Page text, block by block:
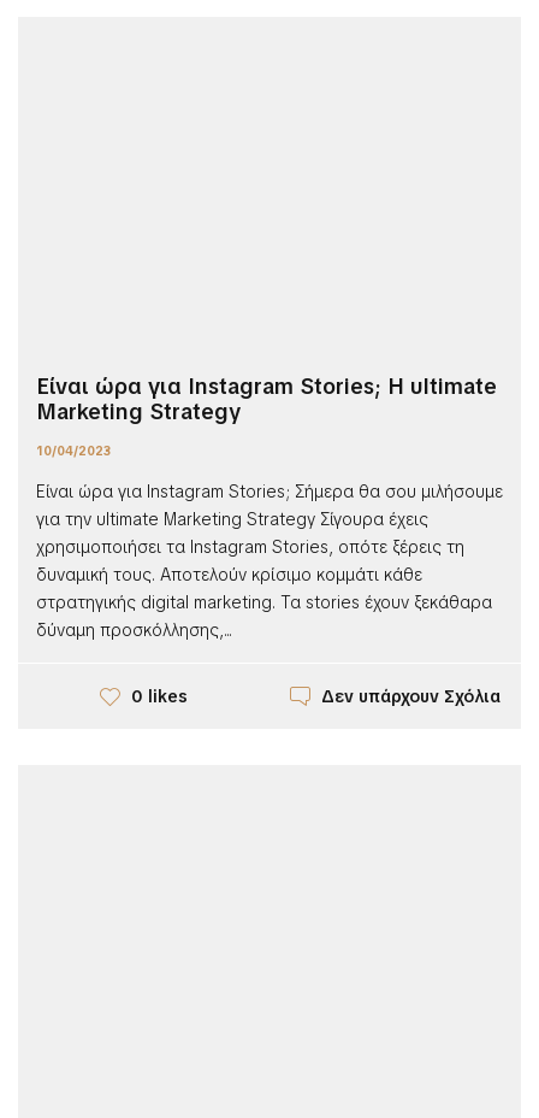
Είναι ώρα για Instagram Stories; H ultimate
Marketing Strategy
10/04/2023
Είναι ώρα για Instagram Stories; Σήμερα θα σου μιλήσουμε
για την ultimate Marketing Strategy Σίγουρα έχεις
χρησιμοποιήσει τα Instagram Stories, οπότε ξέρεις τη
δυναμική τους. Αποτελούν κρίσιμο κομμάτι κάθε
στρατηγικής digital marketing. Τα stories έχουν ξεκάθαρα
δύναμη προσκόλλησης,...
0 likes Δεν υπάρχουν Σχόλια